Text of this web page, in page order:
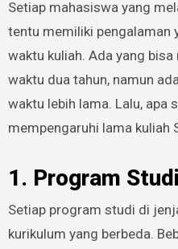
Setiap mahasiswa yang melanjutkan studi ke jenjang S2
tentu memiliki pengalaman
waktu kuliah. Ada yang
waktu dua tahun, namun
waktu lebih lama. Lalu, apa
mempengaruhi lama kuliah
1. Program
Setiap program studi di
kurikulum yang berbeda.